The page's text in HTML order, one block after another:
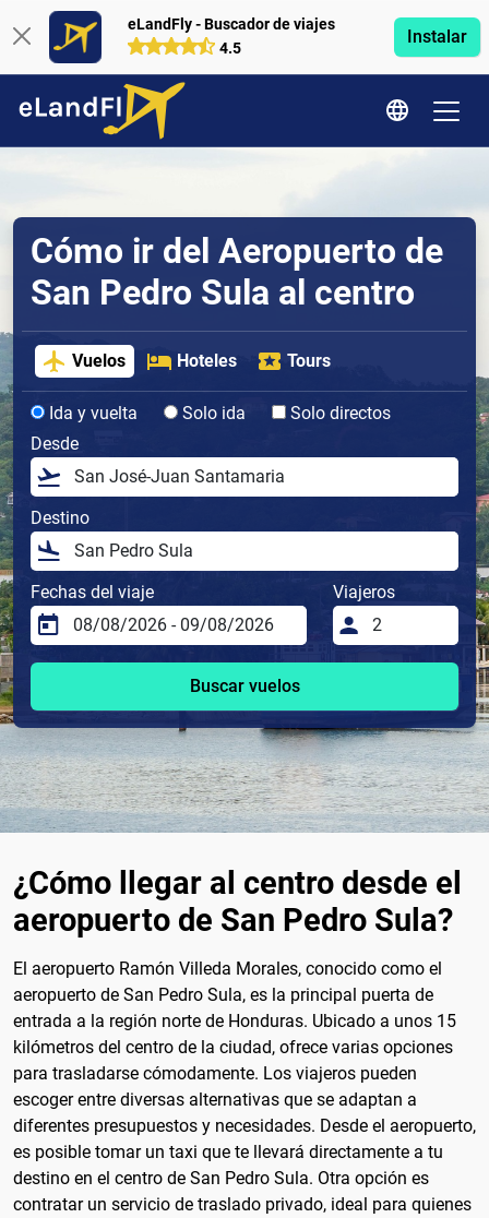
eLandFly - Buscador de viajes
4.5
Instalar
Cómo ir del Aeropuerto de
San Pedro Sula al centro
Vuelos Hoteles Tours
Ida y vuelta Solo ida
Solo directos
Desde
Destino
Fechas del viaje Viajeros
Buscar vuelos
¿Cómo llegar al centro desde el
aeropuerto de San Pedro Sula?
El aeropuerto Ramón Villeda Morales, conocido como el
aeropuerto de San Pedro Sula, es la principal puerta de
entrada a la región norte de Honduras. Ubicado a unos 15
kilómetros del centro de la ciudad, ofrece varias opciones
para trasladarse cómodamente. Los viajeros pueden
escoger entre diversas alternativas que se adaptan a
diferentes presupuestos y necesidades. Desde el aeropuerto,
es posible tomar un taxi que te llevará directamente a tu
destino en el centro de San Pedro Sula. Otra opción es
contratar un servicio de traslado privado, ideal para quienes